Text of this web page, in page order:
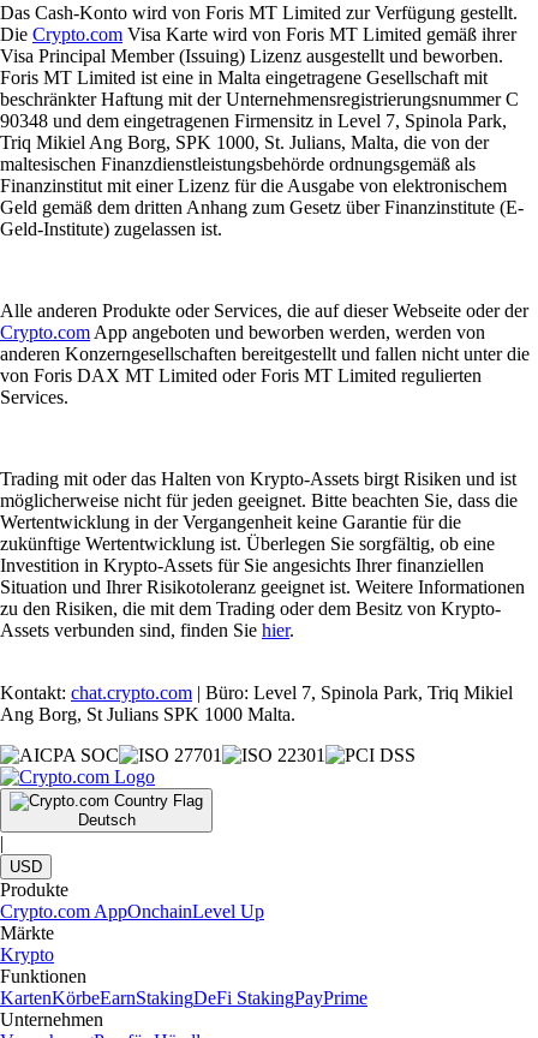
Das Cash-Konto wird von Foris MT Limited zur Verfügung gestellt.
Die Crypto.com Visa Karte wird von Foris MT Limited gemäß ihrer
Visa Principal Member (Issuing) Lizenz ausgestellt und beworben.
Foris MT Limited ist eine in Malta eingetragene Gesellschaft mit
beschränkter Haftung mit der Unternehmensregistrierungsnummer C
90348 und dem eingetragenen Firmensitz in Level 7, Spinola Park,
Triq Mikiel Ang Borg, SPK 1000, St. Julians, Malta, die von der
maltesischen Finanzdienstleistungsbehörde ordnungsgemäß als
Finanzinstitut mit einer Lizenz für die Ausgabe von elektronischem
Geld gemäß dem dritten Anhang zum Gesetz über Finanzinstitute (E-
Geld-Institute) zugelassen ist.
Alle anderen Produkte oder Services, die auf dieser Webseite oder der
Crypto.com App angeboten und beworben werden, werden von
anderen Konzerngesellschaften bereitgestellt und fallen nicht unter die
von Foris DAX MT Limited oder Foris MT Limited regulierten
Services.
Trading mit oder das Halten von Krypto-Assets birgt Risiken und ist
möglicherweise nicht für jeden geeignet. Bitte beachten Sie, dass die
Wertentwicklung in der Vergangenheit keine Garantie für die
zukünftige Wertentwicklung ist. Überlegen Sie sorgfältig, ob eine
Investition in Krypto-Assets für Sie angesichts Ihrer finanziellen
Situation und Ihrer Risikotoleranz geeignet ist. Weitere Informationen
zu den Risiken, die mit dem Trading oder dem Besitz von Krypto-
Assets verbunden sind, finden Sie hier.
Kontakt: chat.crypto.com | Büro: Level 7, Spinola Park, Triq Mikiel
Ang Borg, St Julians SPK 1000 Malta.
Deutsch
|
USD
Produkte
Crypto.com AppOnchainLevel Up
Märkte
Krypto
Funktionen
KartenKörbeEarnStakingDeFi StakingPayPrime
Unternehmen